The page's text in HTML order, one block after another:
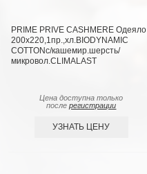
PRIME PRIVE CASHMERE Одеяло
200х220,1пр.,хл.BIODYNAMIC
COTTONc/кашемир.шерсть/
микровол.CLIMALAST
Цена доступна только
послерегистрации
УЗНАТЬ ЦЕНУ